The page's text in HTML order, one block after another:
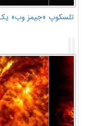
تلسکوپ «جیمز وب» یک